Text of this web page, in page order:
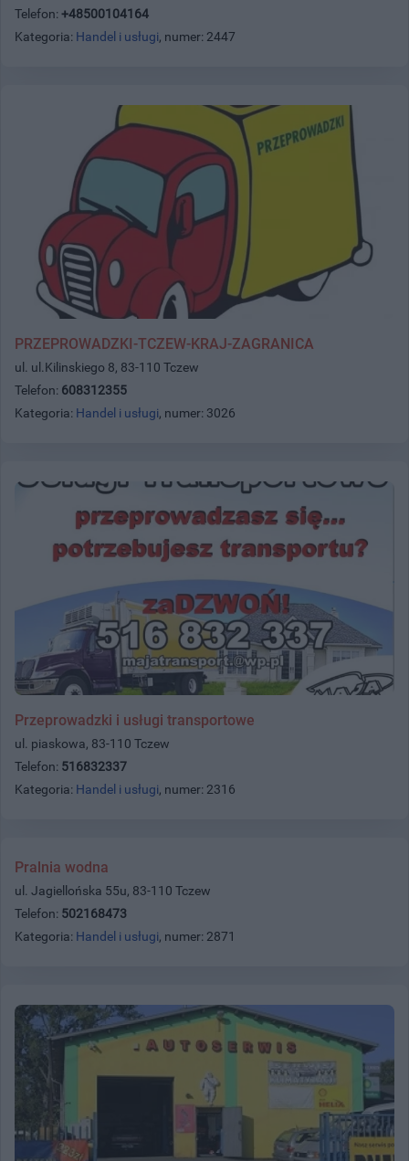
Telefon: +48500104164
Kategoria: Handel i usługi, numer: 2447
PRZEPROWADZKI-TCZEW-KRAJ-ZAGRANICA
ul. ul.Kilinskiego 8, 83-110 Tczew
Telefon: 608312355
Kategoria: Handel i usługi, numer: 3026
Przeprowadzki i usługi transportowe
ul. piaskowa, 83-110 Tczew
Telefon: 516832337
Kategoria: Handel i usługi, numer: 2316
Pralnia wodna
ul. Jagiellońska 55u, 83-110 Tczew
Telefon: 502168473
Kategoria: Handel i usługi, numer: 2871